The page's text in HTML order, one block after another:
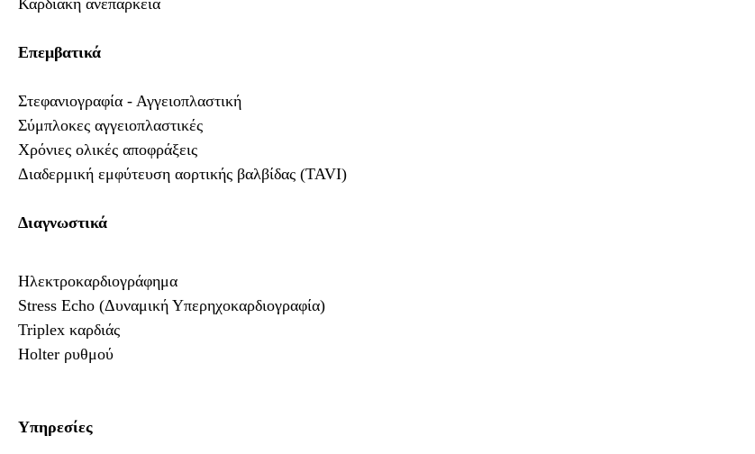
Καρδιακή ανεπάρκεια
Επεμβατικά
Στεφανιογραφία - Αγγειοπλαστική
Σύμπλοκες αγγειοπλαστικές
Χρόνιες ολικές αποφράξεις
Διαδερμική εμφύτευση αορτικής βαλβίδας (TAVI)
Διαγνωστικά
Ηλεκτροκαρδιογράφημα
Stress Echo (Δυναμική Υπερηχοκαρδιογραφία)
Triplex καρδιάς
Holter ρυθμού
Υπηρεσίες